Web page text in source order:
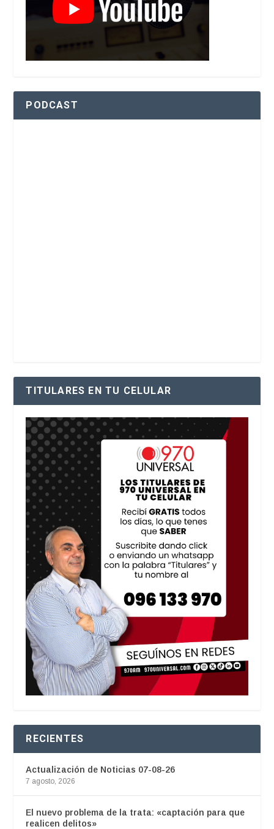
PODCAST
TITULARES EN TU CELULAR
RECIENTES
Actualización de Noticias 07-08-26
7 agosto, 2026
El nuevo problema de la trata: «captación para que
realicen delitos»